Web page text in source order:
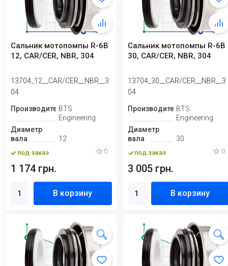
Сальник мотопомпы R-6B
12, CAR/CER, NBR, 304
13704_12__CAR/CER__NBR__3
04
ПроизводительBTS
Engineering
Диаметр
вала
12
под заказ 0
1 174 грн.
В корзину
Сальник мотопомпы R-6B
30, CAR/CER, NBR, 304
13704_30__CAR/CER__NBR__3
04
ПроизводительBTS
Engineering
Диаметр
вала
30
под заказ 0
3 005 грн.
В корзину